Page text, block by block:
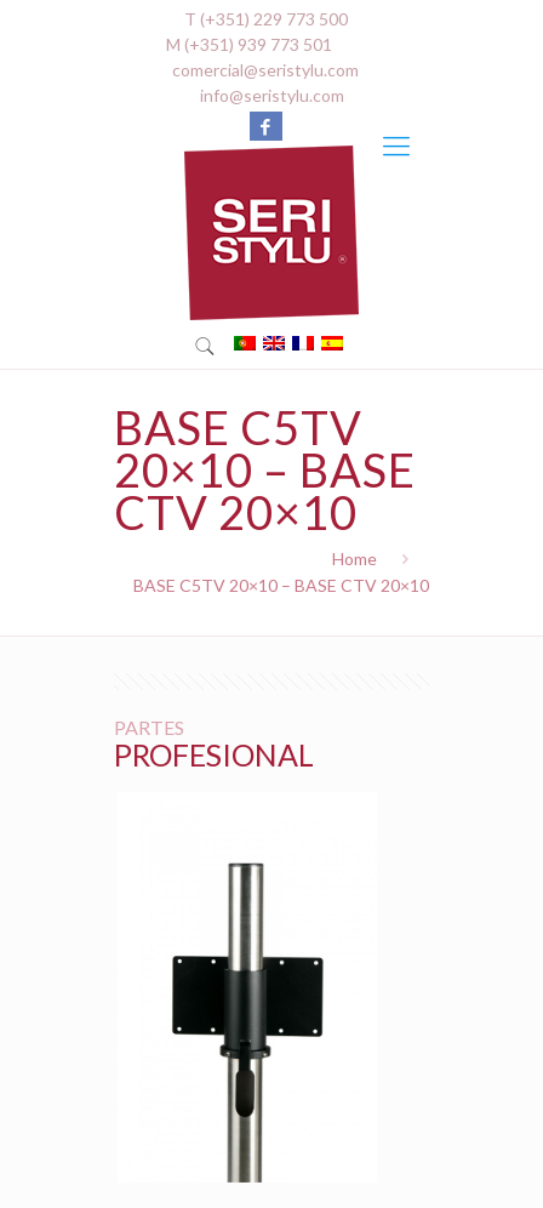
T (+351) 229 773 500
M (+351) 939 773 501
comercial@seristylu.com
info@seristylu.com
BASE C5TV
20×10 – BASE
CTV 20×10
Home
BASE C5TV 20×10 – BASE CTV 20×10
PARTES
PROFESIONAL